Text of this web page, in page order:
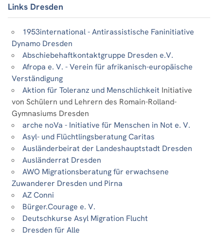
Links Dresden
1953international - Antirassistische Faninitiative
Dynamo Dresden
Abschiebehaftkontaktgruppe Dresden e.V.
Afropa e. V. - Verein für afrikanisch-europäische
Verständigung
Aktion für Toleranz und Menschlichkeit Initiative
von Schülern und Lehrern des Romain-Rolland-
Gymnasiums Dresden
arche noVa - Initiative für Menschen in Not e. V.
Asyl- und Flüchtlingsberatung Caritas
Ausländerbeirat der Landeshauptstadt Dresden
Ausländerrat Dresden
AWO Migrationsberatung für erwachsene
Zuwanderer Dresden und Pirna
AZ Conni
Bürger.Courage e. V.
Deutschkurse Asyl Migration Flucht
Dresden für Alle